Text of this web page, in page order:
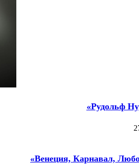
«Рудольф
«Венеция, Карнавал,